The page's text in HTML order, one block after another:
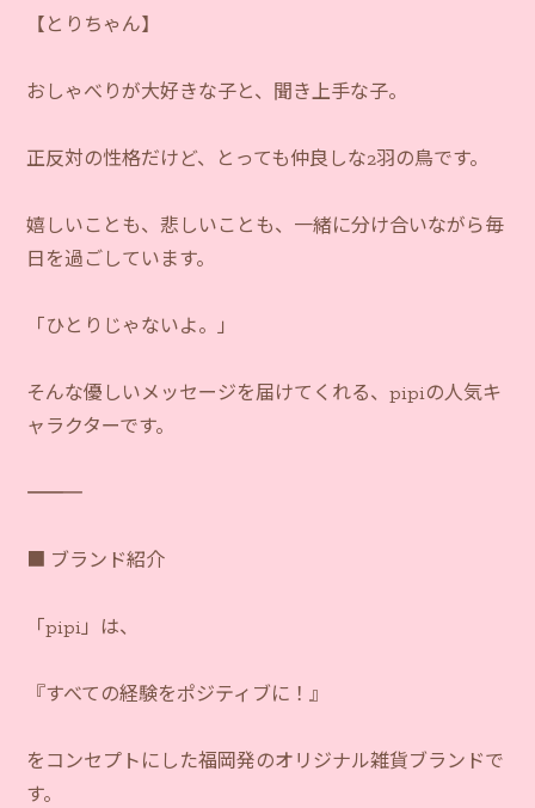
【とりちゃん】
おしゃべりが大好きな子と、聞き上手な子。
正反対の性格だけど、とっても仲良しな2羽の鳥です。
嬉しいことも、悲しいことも、一緒に分け合いながら毎
日を過ごしています。
「ひとりじゃないよ。」
そんな優しいメッセージを届けてくれる、pipiの人気キ
ャラクターです。
―――――――――――
■ ブランド紹介
「pipi」は、
『すべての経験をポジティブに！』
をコンセプトにした福岡発のオリジナル雑貨ブランドで
す。